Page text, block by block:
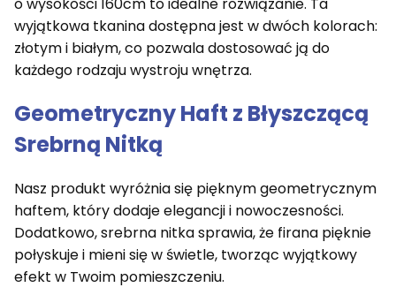
wyjątkowa tkanina dostępna jest w dwóch kolorach:
złotym i białym, co pozwala dostosować ją do
każdego rodzaju wystroju wnętrza.
Geometryczny Haft z Błyszczącą
Srebrną Nitką
Nasz produkt wyróżnia się pięknym geometrycznym
haftem, który dodaje elegancji i nowoczesności.
Dodatkowo, srebrna nitka sprawia, że firana pięknie
połyskuje i mieni się w świetle, tworząc wyjątkowy
efekt w Twoim pomieszczeniu.